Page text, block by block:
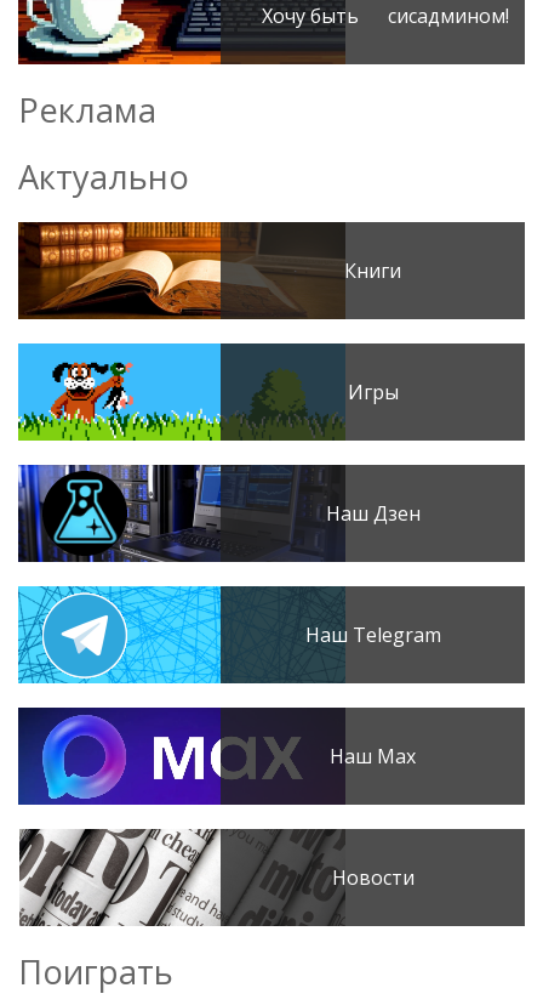
Хочу быть сисадмином!
Реклама
Актуально
Книги
Игры
Наш Дзен
Наш Telegram
Наш Max
Новости
Поиграть